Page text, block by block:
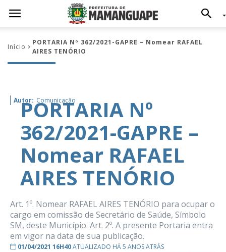
Início
PORTARIA Nº 362/2021-GAPRE – Nomear RAFAEL
AIRES TENÓRIO
Autor: Comunicação
PORTARIA Nº
362/2021-GAPRE –
Nomear RAFAEL
AIRES TENÓRIO
Art. 1º. Nomear RAFAEL AIRES TENÓRIO para ocupar o
cargo em comissão de Secretário de Saúde, Símbolo
SM, deste Município. Art. 2º. A presente Portaria entra
em vigor na data de sua publicação.
01/04/2021 16H40ATUALIZADO HÁ 5 ANOS ATRÁS